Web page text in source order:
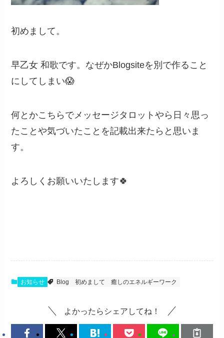
初めまして。
早乙女 和歌です。なぜかBlogsiteを別で作ること
にしてしまい😱
何とかこちらでメッセージタロットやら日々思っ
たことや気づいたことを記載出来たらと思いま
す。
よろしくお願いいたします🍀
お知らせ Blog 初めまして 癒しのエネルギーワーク
よかったらシェアしてね！